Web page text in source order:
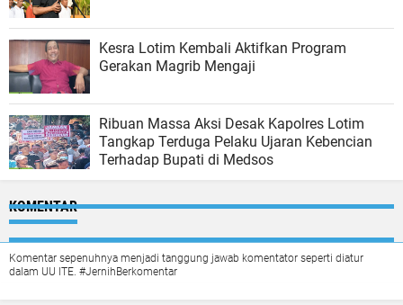
Kesra Lotim Kembali Aktifkan Program
Gerakan Magrib Mengaji
Ribuan Massa Aksi Desak Kapolres Lotim
Tangkap Terduga Pelaku Ujaran Kebencian
Terhadap Bupati di Medsos
KOMENTAR
Komentar sepenuhnya menjadi tanggung jawab komentator seperti diatur
dalam UU ITE. #JernihBerkomentar